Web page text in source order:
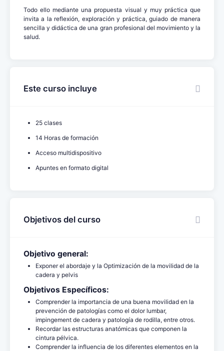
Todo ello mediante una propuesta visual y muy práctica que
invita a la reflexión, exploración y práctica, guiado de manera
sencilla y didáctica de una gran profesional del movimiento y la
salud.
Este curso incluye
25 clases
14 Horas de formación
Acceso multidispositivo
Apuntes en formato digital
Objetivos del curso
Objetivo general:
Exponer el abordaje y la Optimización de la movilidad de la
cadera y pelvis
Objetivos Específicos:
Comprender la importancia de una buena movilidad en la
prevención de patologías como el dolor lumbar,
impingement de cadera y patología de rodilla, entre otros.
Recordar las estructuras anatómicas que componen la
cintura pélvica.
Comprender la influencia de los diferentes elementos en la